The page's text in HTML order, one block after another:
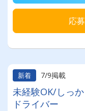
応
新着 7/9掲載
未経験OK/しっ
ドライバー